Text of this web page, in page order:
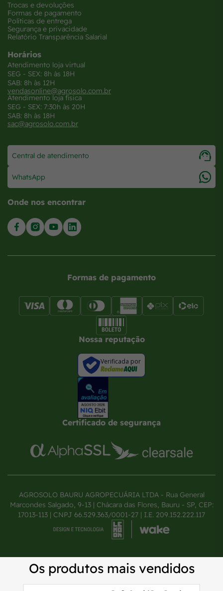
Trocas e devoluções
Formas de pagamento
Políticas de entrega
Segurança e privacidade
Relatório Transparência Salarial
Horários
Atendimento loja virtual
SEG - SEX: 8h às 18H
SAB: 8h às 12H
vendasonline@agrosolo.com.br
Atendimento loja física
SEG - SEX: 7:30h às 20H
SAB: 8h às 18H
sac@agrosolo.com.br
Central de atendimento
WhatsApp
Onde nos encontrar
Formas de pagamento
Nossa reputação
Verificada por
Certificado de segurança
AGROSOLO BAURU AGROPECUÁRIA LTDA - Rua General
Marcondes Salgado, 9-13 | Chácara das Flores, Bauru - SP, CEP:
17013-113 | CNPJ 66.529.363/0001-27 | I.E. 209.152.222.117